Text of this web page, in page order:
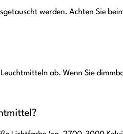
werden. Achten Sie
ab. Wenn Sie